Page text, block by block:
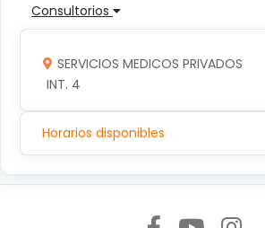
Consultorios
SERVICIOS MEDICOS PRIVADOS
INT. 4
Horarios disponibles